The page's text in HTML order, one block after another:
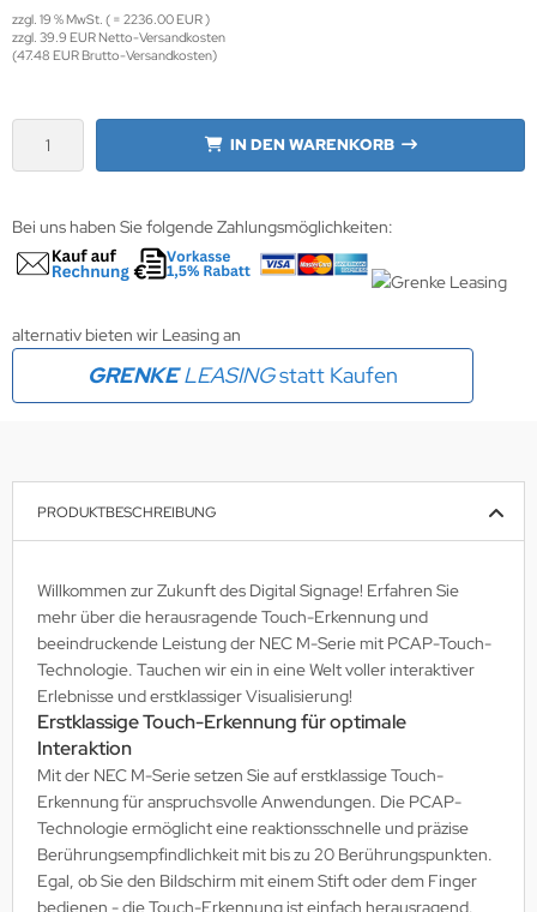
zzgl. 19 % MwSt. ( = 2236.00 EUR )
zzgl. 39.9 EUR Netto-Versandkosten
(47.48 EUR Brutto-Versandkosten)
IN DEN WARENKORB
Bei uns haben Sie folgende Zahlungsmöglichkeiten:
alternativ bieten wir Leasing an
GRENKELEASINGstatt Kaufen
PRODUKTBESCHREIBUNG
Willkommen zur Zukunft des Digital Signage! Erfahren Sie
mehr über die herausragende Touch-Erkennung und
beeindruckende Leistung der NEC M-Serie mit PCAP-Touch-
Technologie. Tauchen wir ein in eine Welt voller interaktiver
Erlebnisse und erstklassiger Visualisierung!
Erstklassige Touch-Erkennung für optimale
Interaktion
Mit der NEC M-Serie setzen Sie auf erstklassige Touch-
Erkennung für anspruchsvolle Anwendungen. Die PCAP-
Technologie ermöglicht eine reaktionsschnelle und präzise
Berührungsempfindlichkeit mit bis zu 20 Berührungspunkten.
Egal, ob Sie den Bildschirm mit einem Stift oder dem Finger
bedienen - die Touch-Erkennung ist einfach herausragend.